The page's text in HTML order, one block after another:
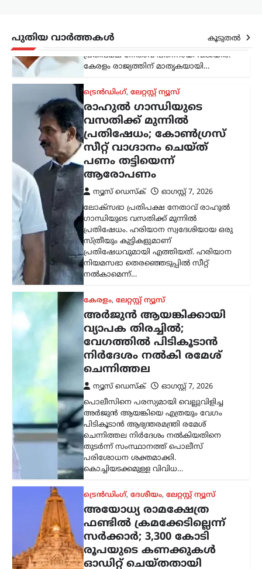
പുതിയ വാർത്തകൾ കൂടുതൽ
പ്രതിഷേധം. ഹരിയാന സ്വദേശിയായ ഒരു
സ്ത്രീയും കുട്ടികളുമാണ്
പ്രതിഷേധവുമായി എത്തിയത്. ഹരിയാന
നിയമസഭാ തെരഞ്ഞെടുപ്പിൽ സീറ്റ്
കേരളം,ലേറ്റസ്റ്റ് ന്യൂസ്
അര്‍ജുന്‍ ആയങ്കിക്കായി
വ്യാപക തിരച്ചില്‍;
വേഗത്തില്‍ പിടികൂടാന്‍
നിര്‍ദേശം നല്‍കി രമേശ്
ചെന്നിത്തല
ന്യൂസ് ഡെസ്ക്
ഓഗസ്റ്റ്‌ 7, 2026
പൊലീസിനെ പരസ്യമായി വെല്ലുവിളിച്ച
അര്‍ജുന്‍ ആയങ്കിയെ എത്രയും വേഗം
പിടികൂടാന്‍ ആഭ്യന്തരമന്ത്രി രമേശ്
ചെന്നിത്തല നിര്‍ദേശം നല്‍കിയതിനെ
തുടര്‍ന്ന് സംസ്ഥാനത്ത് പൊലീസ്
പരിശോധന ശക്തമാക്കി.
കൊച്ചിയടക്കമുള്ള വിവിധ…
ട്രെൻഡിംഗ്,ദേശീയം,
അയോധ്യ രാമക്ഷേത്ര
ഫണ്ടിൽ ക്രമക്കേടില്ലെന്ന്
സർക്കാർ; 3,300 കോടി
രൂപയുടെ കണക്കുകൾ
ഓഡിറ്റ് ചെയ്തതായി
വിശദീകരണം
ന്യൂസ് ഡെസ്ക്
ഓഗസ്റ്റ്‌ 7, 2026
അയോധ്യ രാമക്ഷേത്രത്തിനായി ലഭിച്ച
3,300 കോടി രൂപയുടെ സംഭാവനകളുടെ
വിനിയോഗത്തിൽ യാതൊരു ക്രമക്കേടും
നടന്നിട്ടില്ലെന്ന് സർക്കാർ വൃത്തങ്ങൾ
വ്യക്തമാക്കി. സംഭാവന തുകയുടെ
ഉപയോഗവുമായി ബന്ധപ്പെട്ട് ഉയർന്ന
കേരളം,തിരുവനന്തപുരം,വാർത്തകൾ
വീട്ടുപടിക്കലെ പെൻഷൻ
വിതരണം നിർത്തുന്നത്
അനീതി; ഉത്തരവ്
പിൻവലിക്കണമെന്ന്